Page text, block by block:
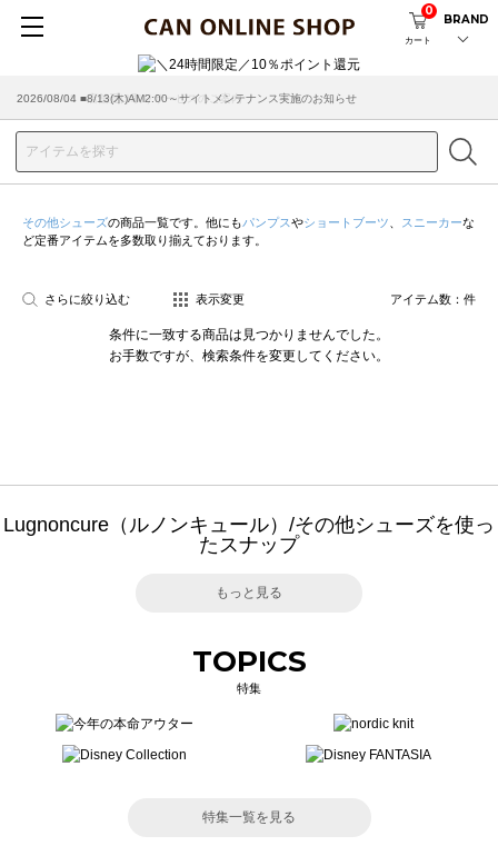
カート
0
BRAND
2026/08/04 ■8/13(木)AM2:00～サイトメンテナンス実施のお知らせ
2026/03/18 ■店舗受け取りサービスのご案内
その他シューズの商品一覧です。他にもパンプスやショートブーツ スニーカーな
ど定番アイテムを多数取り揃えております。
さらに絞り込む 表示変更 アイテム数： 件
条件に一致する商品は見つかりませんでした。
お手数ですが、検索条件を変更してください。
Lugnoncure（ルノンキュール）/その他シューズを使っ
たスナップ
もっと見る
TOPICS
特集
特集一覧を見る